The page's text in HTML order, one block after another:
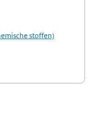
stoffen)
tabblad)